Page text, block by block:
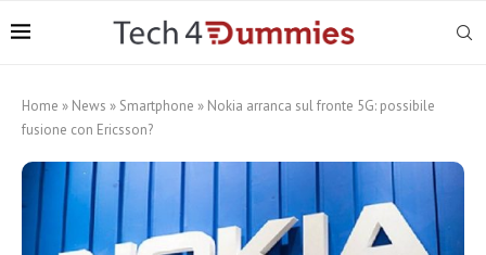
Home » News » Smartphone » Nokia arranca sul fronte 5G: possibile
fusione con Ericsson?